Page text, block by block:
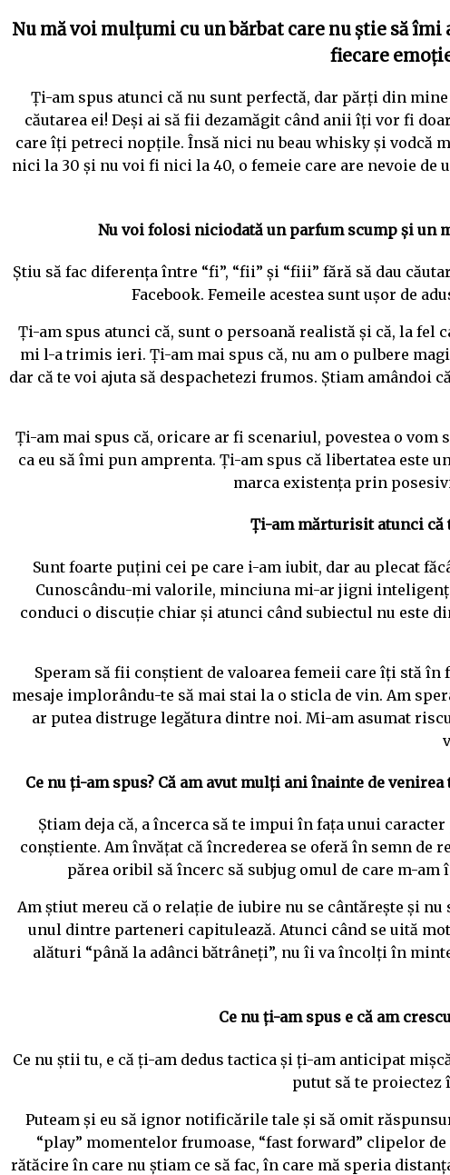
Nu mă voi mulțumi cu un bărbat care nu știe să îmi
fiecare
Ți-am spus atunci că nu sunt perfectă, dar părți din
căutarea ei! Deși ai să fii dezamăgit când anii îți vor fi
care îți petreci nopțile. Însă nici nu beau whisky și vodcă
nici la 30 și nu voi fi nici la 40, o femeie care are nevoie de
Nu voi folosi niciodată un parfum scump și un
Știu să fac diferența între “fi”, “fii” și “fiii” fără să dau
Facebook. Femeile acestea sunt ușor de
Ți-am spus atunci că, sunt o persoană realistă și că, la
mi l-a trimis ieri. Ți-am mai spus că, nu am o pulbere
dar că te voi ajuta să despachetezi frumos. Știam amândoi
Ți-am mai spus că, oricare ar fi scenariul, povestea o
ca eu să îmi pun amprenta. Ți-am spus că libertatea este
marca existența prin
Ți-am mărturisit atunci că
Sunt foarte puțini cei pe care i-am iubit, dar au plecat
Cunoscându-mi valorile, minciuna mi-ar jigni
conduci o discuție chiar și atunci când subiectul nu este
Speram să fii conștient de valoarea femeii care îți stă
mesaje implorându-te să mai stai la o sticla de vin. Am
ar putea distruge legătura dintre noi. Mi-am asumat
Ce nu ți-am spus? Că am avut mulți ani înainte de
Știam deja că, a încerca să te impui în fața unui
conștiente. Am învățat că încrederea se oferă în semn
părea oribil să încerc să subjug omul de care m-
Am știut mereu că o relație de iubire nu se cântărește și
unul dintre parteneri capitulează. Atunci când se uită
alături “până la adânci bătrâneți”, nu îi va încolți în
Ce nu ți-am spus e că am
Ce nu știi tu, e că ți-am dedus tactica și ți-am anticipat
putut să te proiectez
Puteam și eu să ignor notificările tale și să omit
“play” momentelor frumoase, “fast forward” clipelor
rătăcire în care nu știam ce să fac, în care mă speria